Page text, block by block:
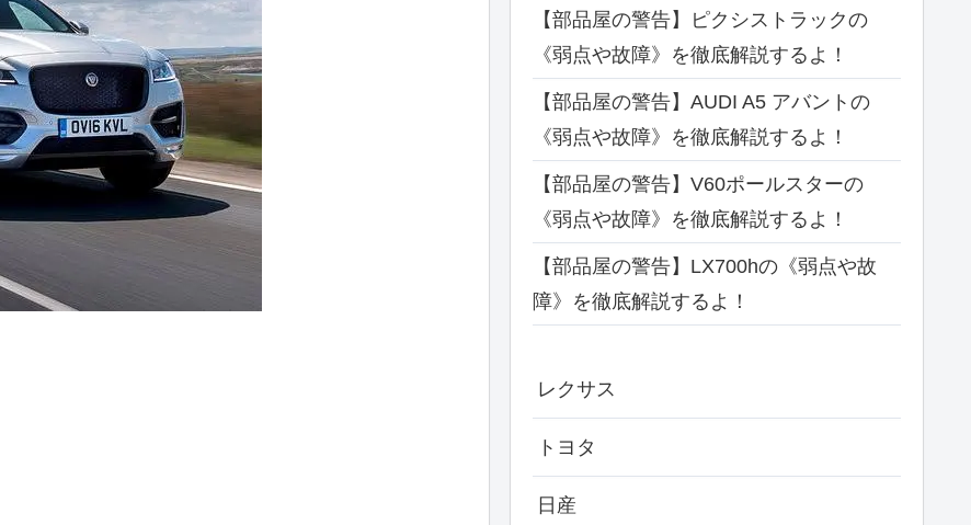
【部品屋の警告】ピクシストラックの
《弱点や故障》を徹底解説するよ！
【部品屋の警告】AUDI A5 アバントの
《弱点や故障》を徹底解説するよ！
【部品屋の警告】V60ポールスターの
《弱点や故障》を徹底解説するよ！
【部品屋の警告】LX700hの《弱点や故
障》を徹底解説するよ！
レクサス
トヨタ
日産